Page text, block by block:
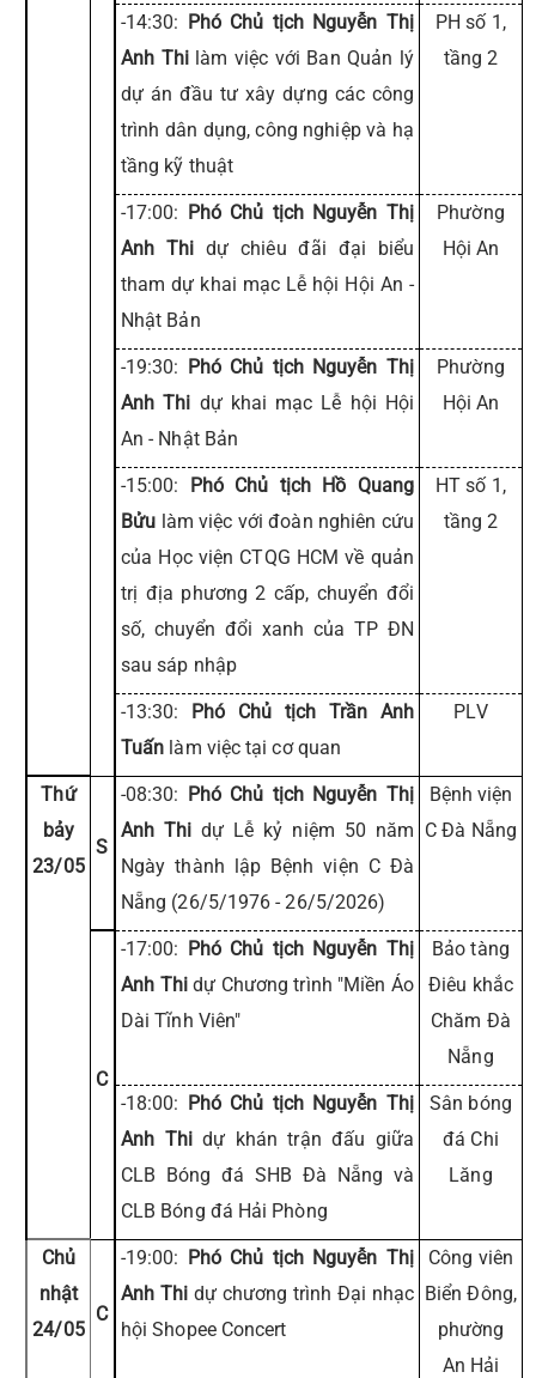
-14:30: Phó Chủ tịch Nguyễn Thị
Anh Thilàm việc với Ban Quản lý
dự án đầu tư xây dựng các công
trình dân dụng, công nghiệp và hạ
tầng kỹ thuật
PH số 1,
tầng 2
-17:00: Phó Chủ tịch Nguyễn Thị
Anh Thi dự chiêu đãi đại biểu
tham dự khai mạc Lễ hội Hội An -
Nhật Bản
Phường
Hội An
-19:30: Phó Chủ tịch Nguyễn Thị
Anh Thi dự khai mạc Lễ hội Hội
An - Nhật Bản
Phường
Hội An
-15:00: Phó Chủ tịch Hồ Quang
Bửu làm việc với đoàn nghiên cứu
của Học viện CTQG HCM về quản
trị địa phương 2 cấp, chuyển đổi
số, chuyển đổi xanh của TP ĐN
sau sáp nhập
HT số 1,
tầng 2
-13:30: Phó Chủ tịch Trần Anh
Tuấn làm việc tại cơ quan
PLV
Thứ
bảy
23/05
S
-08:30: Phó Chủ tịch Nguyễn Thị
Anh Thi dự Lễ kỷ niệm 50 năm
Ngày thành lập Bệnh viện C Đà
Nẵng (26/5/1976 - 26/5/2026)
Bệnh viện
C Đà Nẵng
C
-17:00: Phó Chủ tịch Nguyễn Thị
Anh Thidự Chương trình "Miền Áo
Dài Tĩnh Viên"
Bảo tàng
Điêu khắc
Chăm Đà
Nẵng
-18:00: Phó Chủ tịch Nguyễn Thị
Anh Thidự khán trận đấu giữa
CLB Bóng đá SHB Đà Nẵng và
CLB Bóng đá Hải Phòng
Sân bóng
đá Chi
Lăng
Chủ
nhật
24/05
C
-19:00: Phó Chủ tịch Nguyễn Thị
Anh Thi dự chương trình Đại nhạc
hội Shopee Concert
Công viên
Biển Đông,
phường
An Hải